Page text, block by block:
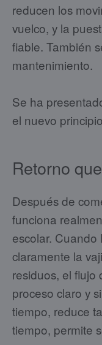
reducen los
vuelco, y la
fiable. También
mantenimiento.
Se ha
el nuevo
Retorno
Después de
funciona
escolar.
claramente la
residuos, el flujo
proceso claro y
tiempo, reduce
tiempo, permite